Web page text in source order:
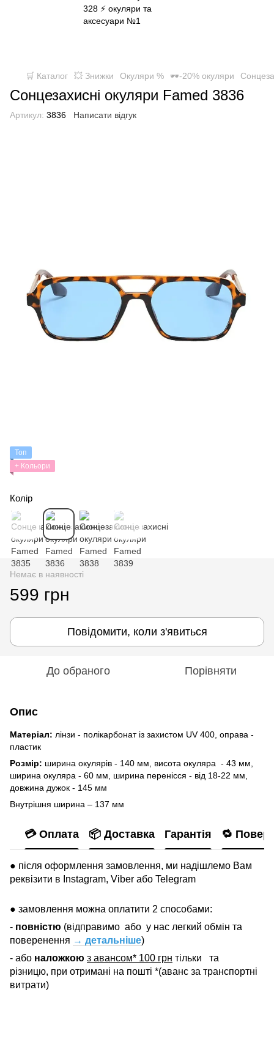
🛒 Каталог 💥 Знижки Окуляри % 🕶-20% окуляри
Сонцезахисні окуляри Famed 3836
Артикул: 3836 Написати відгук
Топ
+ Кольори
Колір
Немає в наявності
599 грн
Повідомити, коли з'явиться
До обраного Порівняти
Опис
Матеріал: лінзи - полікарбонат із захистом UV 400, оправа -
пластик
Розмір: ширина окулярів - 140 мм, висота окуляра - 43 мм,
ширина окуляра - 60 мм, ширина перенісся - від 18-22 мм,
довжина дужок - 145 мм
Внутрішня ширина – 137 мм
💳 Оплата 📦 Доставка Гарантія 🔁
● після оформлення замовлення, ми надішлемо Вам
реквізити в Instagram, Viber або Telegram
● замовлення можна оплатити 2 способами:
- повністю (відправимо або у нас легкий обмін та
поверенення → детальніше)
- або наложкою з авансом* 100 грн тільки
та
різницю, при отримані на пошті *(аванс за транспортні
витрати)